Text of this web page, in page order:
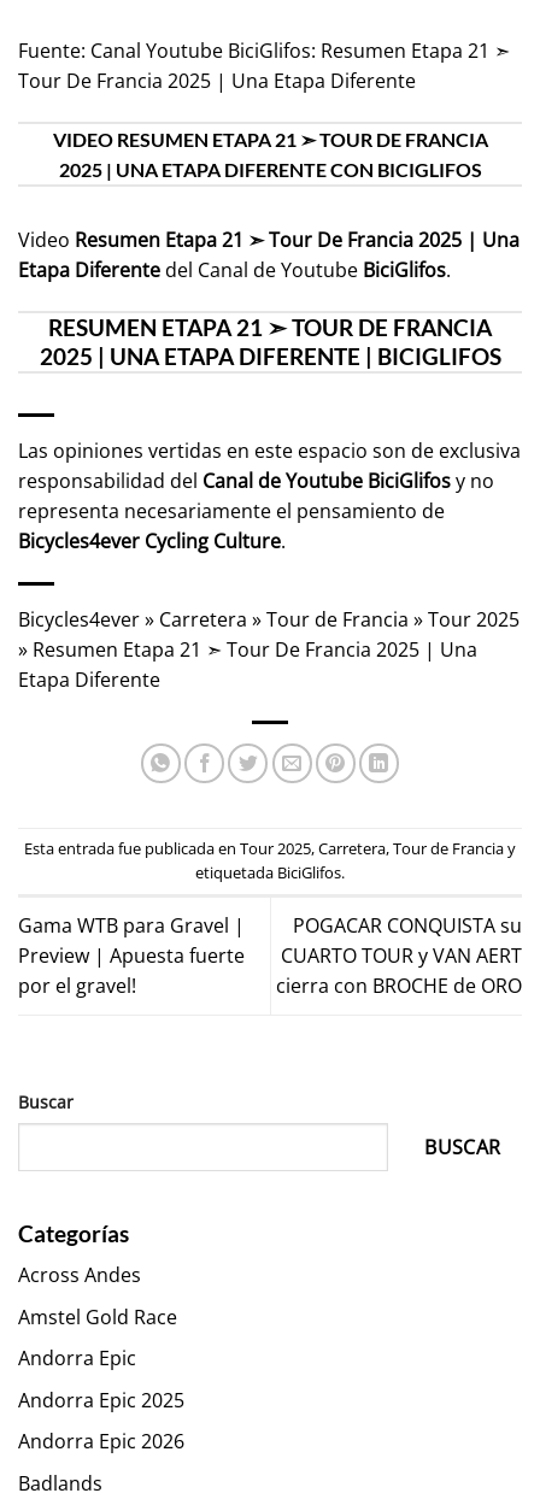
Fuente: Canal Youtube BiciGlifos: Resumen Etapa 21 ➣
Tour De Francia 2025 | Una Etapa Diferente
VIDEO RESUMEN ETAPA 21 ➣ TOUR DE FRANCIA
2025 | UNA ETAPA DIFERENTE CON BICIGLIFOS
Video Resumen Etapa 21 ➣ Tour De Francia 2025 | Una
Etapa Diferentedel Canal de Youtube BiciGlifos.
RESUMEN ETAPA 21 ➣ TOUR DE FRANCIA
2025 | UNA ETAPA DIFERENTE | BICIGLIFOS
Las opiniones vertidas en este espacio son de exclusiva
responsabilidad del Canal de Youtube BiciGlifosy no
representa necesariamente el pensamiento de
Bicycles4ever Cycling Culture.
Bicycles4ever» Carretera »Tour de Francia »Tour 2025
» Resumen Etapa 21 ➣ Tour De Francia 2025 | Una
Etapa Diferente
Esta entrada fue publicada en Tour 2025,Carretera,Tour de Franciay
etiquetada BiciGlifos.
Gama WTB para Gravel |
Preview | Apuesta fuerte
por el gravel!
POGACAR CONQUISTA su
CUARTO TOUR y VAN AERT
cierra con BROCHE de ORO
Buscar
BUSCAR
Categorías
Across Andes
Amstel Gold Race
Andorra Epic
Andorra Epic 2025
Andorra Epic 2026
Badlands